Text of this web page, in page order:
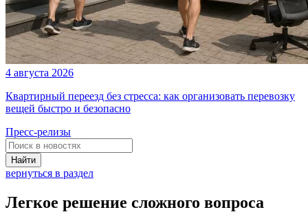
4 августа 2026
Квартирный переезд без стресса: как организовать перевозку
вещей быстро и безопасно
Пресс-релизы
Найти
вернуться в раздел
Легкое решение сложного вопроса